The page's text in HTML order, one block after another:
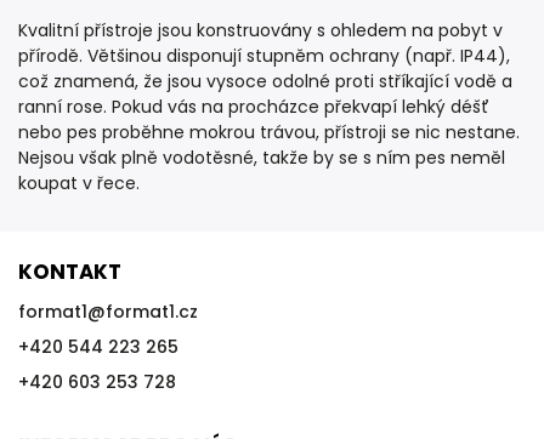
Kvalitní přístroje jsou konstruovány s ohledem na pobyt v
přírodě. Většinou disponují stupněm ochrany (např. IP44),
což znamená, že jsou vysoce odolné proti stříkající vodě a
ranní rose. Pokud vás na procházce překvapí lehký déšť
nebo pes proběhne mokrou trávou, přístroji se nic nestane.
Nejsou však plně vodotěsné, takže by se s ním pes neměl
koupat v řece.
KONTAKT
format1@format1.cz
+420 544 223 265
+420 603 253 728